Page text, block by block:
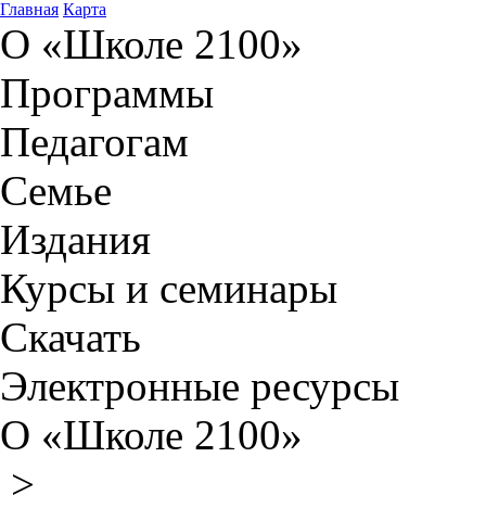
Главная Карта
О «Школе 2100»
Программы
Педагогам
Семье
Издания
Курсы и семинары
Скачать
Электронные ресурсы
О «Школе 2100»
>